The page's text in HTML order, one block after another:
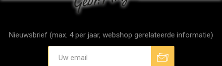
Nieuwsbrief (max. 4 per jaar, webshop gerelateerde informatie)